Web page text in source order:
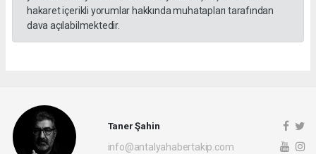
hakaret içerikli yorumlar hakkında muhatapları tarafından
dava açılabilmektedir.
Taner Şahin
info@antalyahabertakip.com